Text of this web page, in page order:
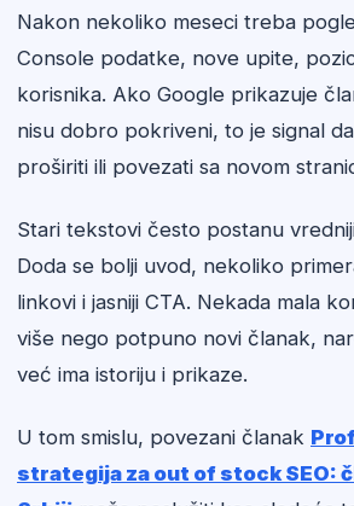
Nakon nekoliko meseci treba
Console podatke, nove upite,
korisnika. Ako Google prikazuje
nisu dobro pokriveni, to je signal
proširiti ili povezati sa novom
Stari tekstovi često postanu
Doda se bolji uvod, nekoliko
linkovi i jasniji CTA. Nekada mala
više nego potpuno novi članak,
već ima istoriju i prikaze.
U tom smislu, povezani članak
strategija za out of stock SEO: